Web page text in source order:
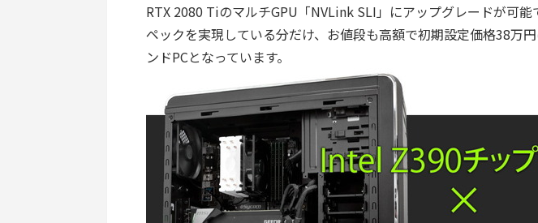
RTX 2080 TiのマルチGPU「NVLink SLI」にアップグレードが可能
ペックを実現している分だけ、お値段も高額で初期設定価格38万
ンドPCとなっています。